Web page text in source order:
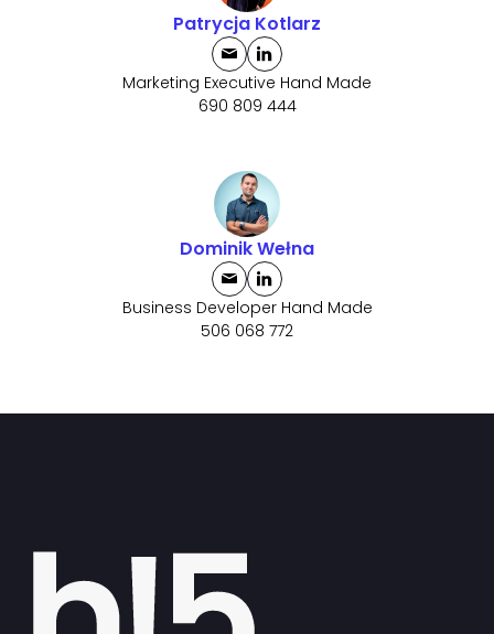
Patrycja Kotlarz
Marketing Executive Hand Made
690 809 444
Dominik Wełna
Business Developer Hand Made
506 068 772